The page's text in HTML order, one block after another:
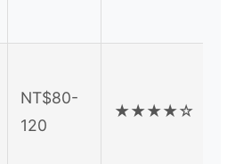
NT$80-
120
★★★★☆